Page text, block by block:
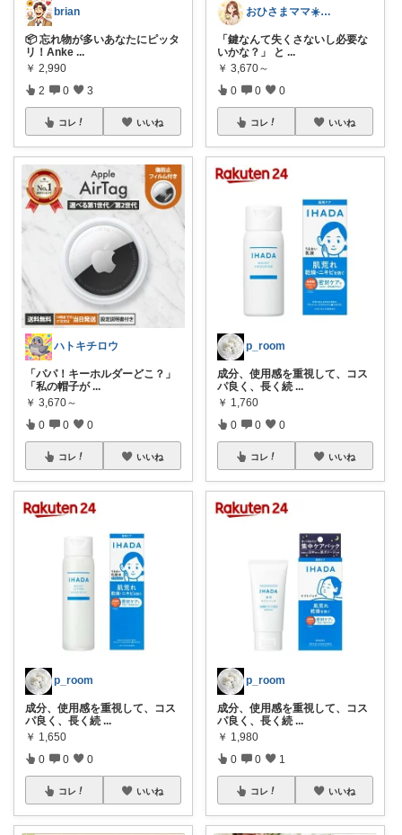
brian
📦 忘れ物が多いあなたにピッタ
リ！Anke ...
￥ 2,990
2 0 3
コレ いいね
ハトキチロウ
​「パパ！キーホルダーどこ？」
「私の帽子が ...
￥ 3,670～
0 0 0
コレ いいね
p_room
成分、使用感を重視して、コス
パ良く、長く続 ...
￥ 1,650
0 0 0
コレ いいね
おひさまママ☀️新婚生活奮闘中🔥
「鍵なんて失くさないし必要な
いかな？」 と ...
￥ 3,670～
0 0 0
コレ いいね
p_room
成分、使用感を重視して、コス
パ良く、長く続 ...
￥ 1,760
0 0 0
コレ いいね
p_room
成分、使用感を重視して、コス
パ良く、長く続 ...
￥ 1,980
0 0 1
コレ いいね